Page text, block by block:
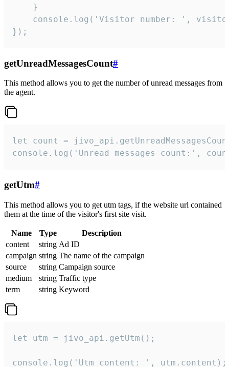
    }
console.log('Visitor number: ',
});
getUnreadMessagesCount#
This method allows you to get the number of unread messages from
the agent.
let count =
console.log('Unread messages count:',
getUtm#
This method allows you to get utm tags, if the website url contained
them at the time of the visitor's first site visit.
Name Type
Description
content
string Ad ID
campaign string The name of the campaign
source
string Campaign source
medium
string Traffic type
term
string Keyword
let utm = jivo_api.getUtm();
console.log('Utm content: ', utm.content);